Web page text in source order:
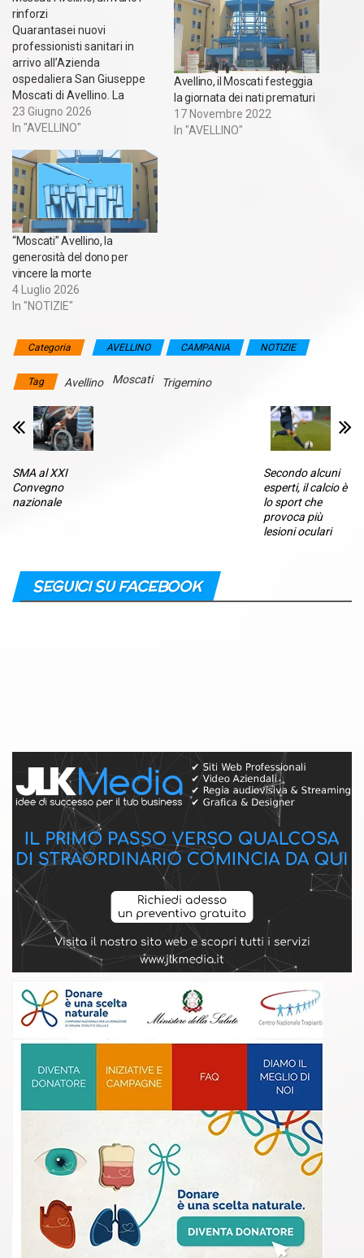
rinforzi
Quarantasei nuovi
professionisti sanitari in
arrivo all’Azienda
ospedaliera San Giuseppe
Moscati di Avellino. La
Direzione Strategica ha
infatti avviato le procedure
26 infermieri e 20 operatori
socio-sanitari, attingendo
dalle graduatorie dell’Asl
Avellino. L’iniziativa si
aggiunge ai più recenti
interventi di potenziamento
degli organici già intrapresi…
23 Giugno 2026
In "AVELLINO"
Avellino, il Moscati festeggia
la giornata dei nati prematuri
17 Novembre 2022
In "AVELLINO"
“Moscati” Avellino, la
generosità del dono per
vincere la morte
4 Luglio 2026
In "NOTIZIE"
Categoria AVELLINO CAMPANIA NOTIZIE
Tag Avellino Moscati Trigemino
SMA al XXI
Convegno
nazionale
Secondo alcuni
esperti, il calcio è
lo sport che
provoca più
lesioni oculari
SEGUICI SU FACEBOOK